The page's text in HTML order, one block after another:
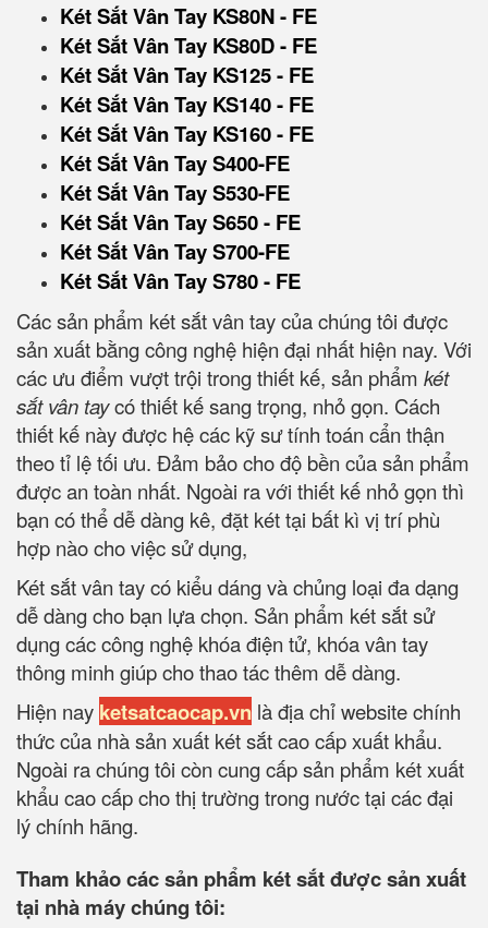
Két Sắt Vân Tay KS80N - FE
Két Sắt Vân Tay KS80D - FE
Két Sắt Vân Tay KS125 - FE
Két Sắt Vân Tay KS140 - FE
Két Sắt Vân Tay KS160 - FE
Két Sắt Vân Tay S400-FE
Két Sắt Vân Tay S530-FE
Két Sắt Vân Tay S650 - FE
Két Sắt Vân Tay S700-FE
Két Sắt Vân Tay S780 - FE
Các sản phẩm két sắt vân tay của chúng tôi được
sản xuất bằng công nghệ hiện đại nhất hiện nay. Với
các ưu điểm vượt trội trong thiết kế, sản phẩm két
sắt vân taycó thiết kế sang trọng, nhỏ gọn. Cách
thiết kế này được hệ các kỹ sư tính toán cẩn thận
theo tỉ lệ tối ưu. Đảm bảo cho độ bền của sản phẩm
được an toàn nhất. Ngoài ra với thiết kế nhỏ gọn thì
bạn có thể dễ dàng kê, đặt két tại bất kì vị trí phù
hợp nào cho việc sử dụng,
Két sắt vân tay có kiểu dáng và chủng loại đa dạng
dễ dàng cho bạn lựa chọn. Sản phẩm két sắt sử
dụng các công nghệ khóa điện tử, khóa vân tay
thông minh giúp cho thao tác thêm dễ dàng.
Hiện nay ketsatcaocap.vn là địa chỉ website chính
thức của nhà sản xuất két sắt cao cấp xuất khẩu.
Ngoài ra chúng tôi còn cung cấp sản phẩm két xuất
khẩu cao cấp cho thị trường trong nước tại các đại
lý chính hãng.
Tham khảo các sản phẩm két sắt được sản xuất
tại nhà máy chúng tôi: